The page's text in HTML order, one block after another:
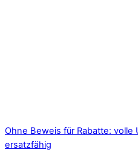
Ohne Beweis für Rabatte: volle
ersatzfähig